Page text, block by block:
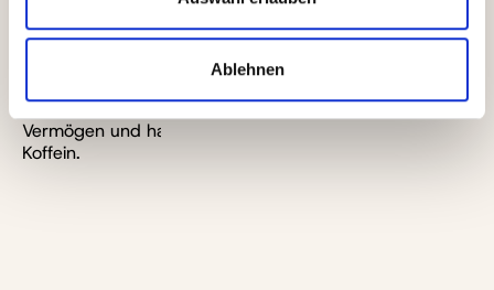
Ablehnen
schwankungsarmes Basisdepot. Die attraktive
Milchhaube liefern chancenreiche Aktien. In
Crème, lässt die Milch also weg. So sicherst du dein
Vermögen und hast auch in der Krise noch genug
Koffein.